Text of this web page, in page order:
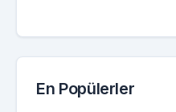
En Popülerler